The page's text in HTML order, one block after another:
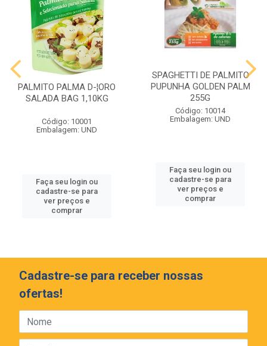
PALMITO PALMA D-¦ORO
SALADA BAG 1,10KG
Código: 10001
Embalagem: UND
Faça seu login ou
cadastre-se para
ver preços e
comprar
SPAGHETTI DE PALMITO
PUPUNHA GOLDEN PALM
255G
Código: 10014
Embalagem: UND
Faça seu login ou
cadastre-se para
ver preços e
comprar
Cadastre-se para receber nossas
ofertas!